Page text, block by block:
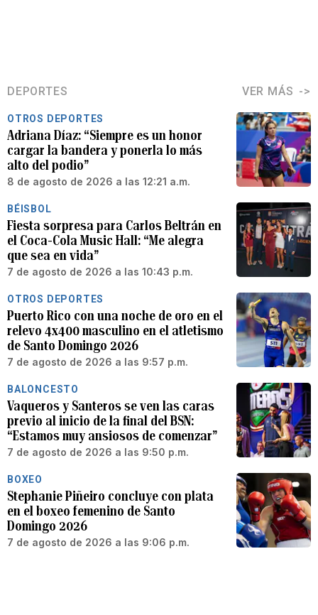
DEPORTES VER MÁS
OTROS DEPORTES
Adriana Díaz: “Siempre es un honor
cargar la bandera y ponerla lo más
alto del podio”
8 de agosto de 2026 a las 12:21 a.m.
BÉISBOL
Fiesta sorpresa para Carlos Beltrán en
el Coca-Cola Music Hall: “Me alegra
que sea en vida”
7 de agosto de 2026 a las 10:43 p.m.
OTROS DEPORTES
Puerto Rico con una noche de oro en el
relevo 4x400 masculino en el atletismo
de Santo Domingo 2026
7 de agosto de 2026 a las 9:57 p.m.
BALONCESTO
Vaqueros y Santeros se ven las caras
previo al inicio de la final del BSN:
“Estamos muy ansiosos de comenzar”
7 de agosto de 2026 a las 9:50 p.m.
BOXEO
Stephanie Piñeiro concluye con plata
en el boxeo femenino de Santo
Domingo 2026
7 de agosto de 2026 a las 9:06 p.m.